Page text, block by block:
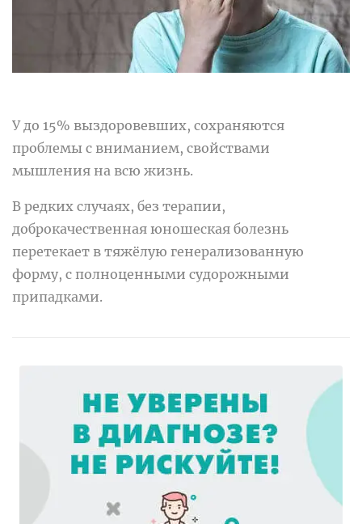
У до 15% выздоровевших, сохраняются
проблемы с вниманием, свойствами
мышления на всю жизнь.
В редких случаях, без терапии,
доброкачественная юношеская болезнь
перетекает в тяжёлую генерализованную
форму, с полноценными судорожными
припадками.